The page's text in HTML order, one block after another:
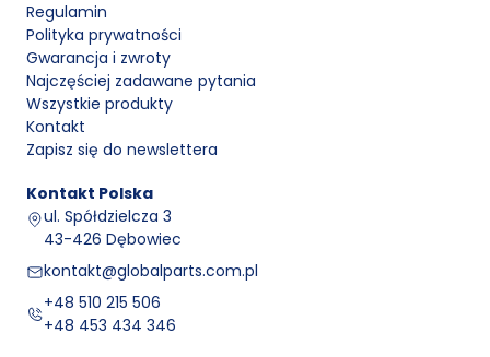
Regulamin
Polityka prywatności
Gwarancja i zwroty
Najczęściej zadawane pytania
Wszystkie produkty
Kontakt
Zapisz się do newslettera
Kontakt Polska
ul. Spółdzielcza 3
43-426 Dębowiec
kontakt@globalparts.com.pl
+48 510 215 506
+48 453 434 346